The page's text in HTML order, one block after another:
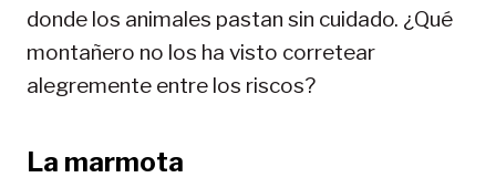
donde los animales pastan sin cuidado. ¿Qué
montañero no los ha visto corretear
alegremente entre los riscos?
La marmota